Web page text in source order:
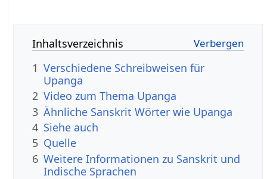
Inhaltsverzeichnis
1 Verschiedene Schreibweisen für
Upanga
2 Video zum Thema Upanga
3 Ähnliche Sanskrit Wörter wie Upanga
4 Siehe auch
5 Quelle
6 Weitere Informationen zu Sanskrit und
Indische Sprachen